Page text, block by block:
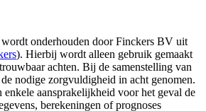
wordt onderhouden door Finckers BV uit
). Hierbij wordt alleen gebruik gemaakt
achten. Bij de samenstelling van
nodige zorgvuldigheid in acht genomen.
enkele aansprakelijkheid voor het geval de
berekeningen of prognoses